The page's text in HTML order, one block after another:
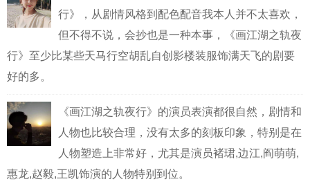
行》，从剧情风格到配色配音我本人并不太喜欢，
但不得不说，会抄也是一种本事，《画江湖之轨夜
行》至少比某些天马行空胡乱自创影楼装服饰满天飞的剧要
好的多。
《画江湖之轨夜行》的演员表演都很自然，剧情和
人物也比较合理，没有太多的刻板印象，特别是在
人物塑造上非常好，尤其是演员褚珺,边江,阎萌萌,
惠龙,赵毅,王凯饰演的人物特别到位。